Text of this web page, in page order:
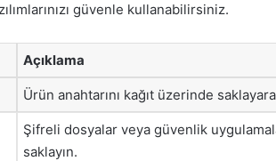
güvenle kullanabilirsiniz.
Açıklama
Ürün anahtarını kağıt üzerinde
Şifreli dosyalar veya güvenlik
saklayın.